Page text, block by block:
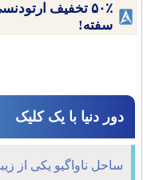
۵۰٪ تخفیف
سفته!
دور دنیا با یک کلیک
ساحل ناواگیو یکی از